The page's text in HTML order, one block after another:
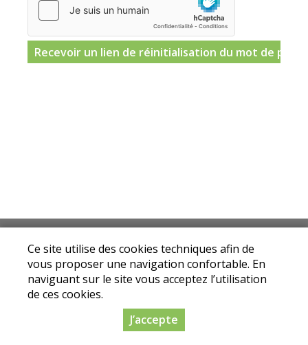
Conditions Générales de
Ventes|Protection des données personnelles
© Copyright 2025 - Drive fermier Loire - Tous
droits réservés
Dynapse- Partenaire numérique
des circuits courts.
Ce site utilise des cookies techniques afin de
vous proposer une navigation confortable. En
naviguant sur le site vous acceptez l’utilisation
de ces cookies.
J’accepte